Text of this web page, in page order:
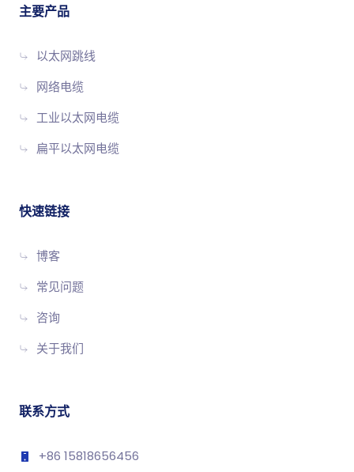
主要产品
以太网跳线
网络电缆
工业以太网电缆
扁平以太网电缆
快速链接
博客
常见问题
咨询
关于我们
联系方式
+86 15818656456